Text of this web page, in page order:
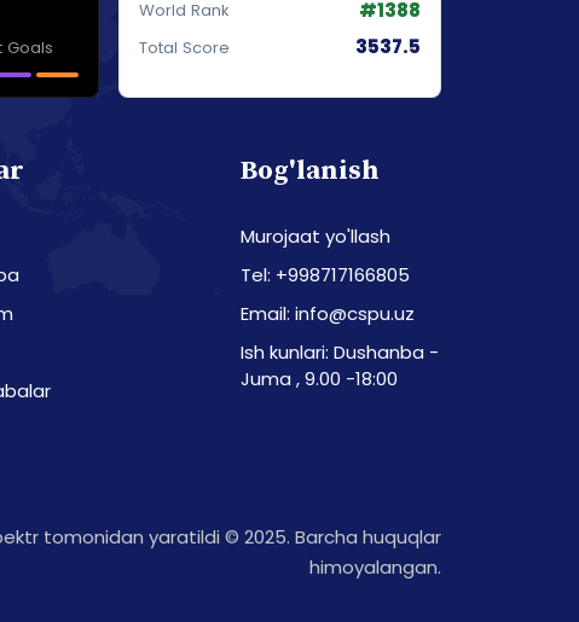
Goals
World Rank #1388
Total Score 3537.5
Bog'lanish
Murojaat yo'llash
Tel: +998717166805
Email: info@cspu.uz
Ish kunlari: Dushanba -
Juma , 9.00 -18:00
tomonidan yaratildi © 2025. Barcha huquqlar
himoyalangan.